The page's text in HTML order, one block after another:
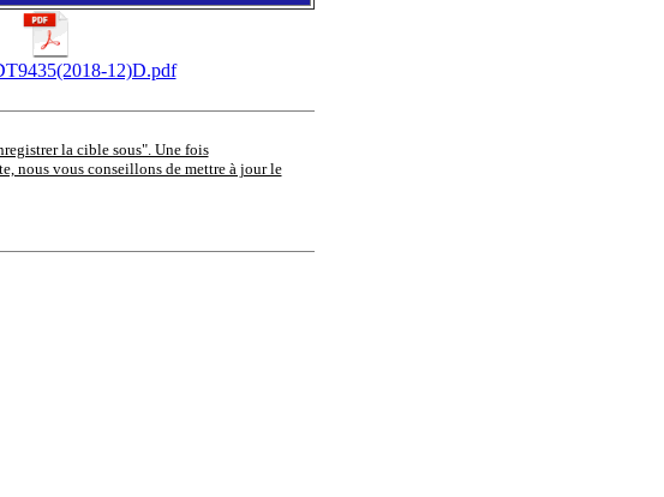
12)D.pdf
la cible sous". Une fois
nous vous conseillons de mettre à jour le